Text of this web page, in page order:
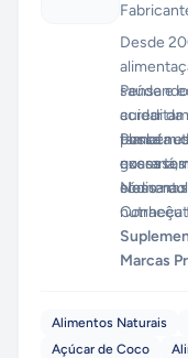
Desde
saúde e
possa
excessos
sódio na
cuidar da
também
nossa
Planeta
guaraná,
elemento
Nossa
Conheça
Marcas
Alimentos Naturais
Açúcar de Coco